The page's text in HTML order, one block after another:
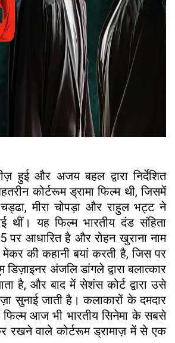
हुई और अजय बहल द्वारा निर्देशित
कोर्टरूम ड्रामा फिल्म थी, जिसमें
मीरा चोपड़ा और राहुल भट्ट ने
थीं। यह फिल्म भारतीय दंड संहिता
पर आधारित है और रोहन खुराना नाम
की कहानी बयां करती है, जिस पर
अंजलि डांगले द्वारा बलात्कार
है, और बाद में सेशंस कोर्ट द्वारा उसे
सुनाई जाती है। कलाकारों के दमदार
आज भी भारतीय सिनेमा के सबसे
रखने वाले कोर्टरूम ड्रामाज़ में से एक